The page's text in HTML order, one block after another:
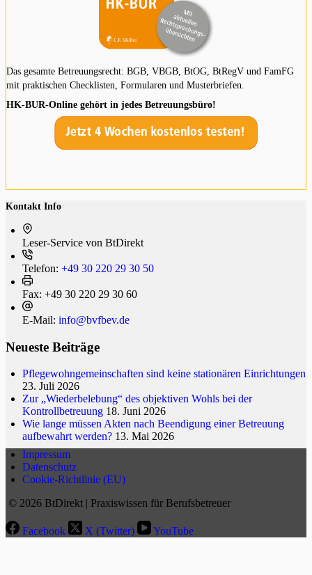
Das gesamte Betreuungsrecht: BGB, VBGB, BtOG, BtRegV und FamFG
mit praktischen Checklisten, Formularen und Musterbriefen.
HK-BUR-Online gehört in jedes Betreuungsbüro!
Kontakt Info
Leser-Service von BtDi­rekt
Telefon: +49 30 220 29 30 50
Fax: +49 30 220 29 30 60
E-Mail: info@bvfbev.de
Neueste Beiträge
Pflegewohngemeinschaften sind keine stationären Einrichtungen
23. Juli 2026
Zur „Wiederbelebung“ des objektiven Wohls bei der
Kontrollbetreuung 18. Juni 2026
Wie lange müssen Akten nach Beendigung einer Betreuung
aufbewahrt werden? 13. Mai 2026
Impressum
Datenschutz
Cookie-Richtlinie (EU)
© 2026 BtDirekt | Praxiswissen für Berufsbetreuer
Facebook X (Twitter) YouTube